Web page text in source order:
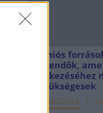
Uniós
teendők,
érkezéséhez
szükségesek
ELEMZÉSEK